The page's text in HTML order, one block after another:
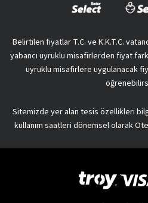
Belirtilen fiyatlar T.C. ve K.K.T.C.
yabancı uyruklu misafirlerden fiyat
uyruklu misafirlere uygulanacak
Sitemizde yer alan tesis özellikleri
kullanım saatleri dönemsel olarak